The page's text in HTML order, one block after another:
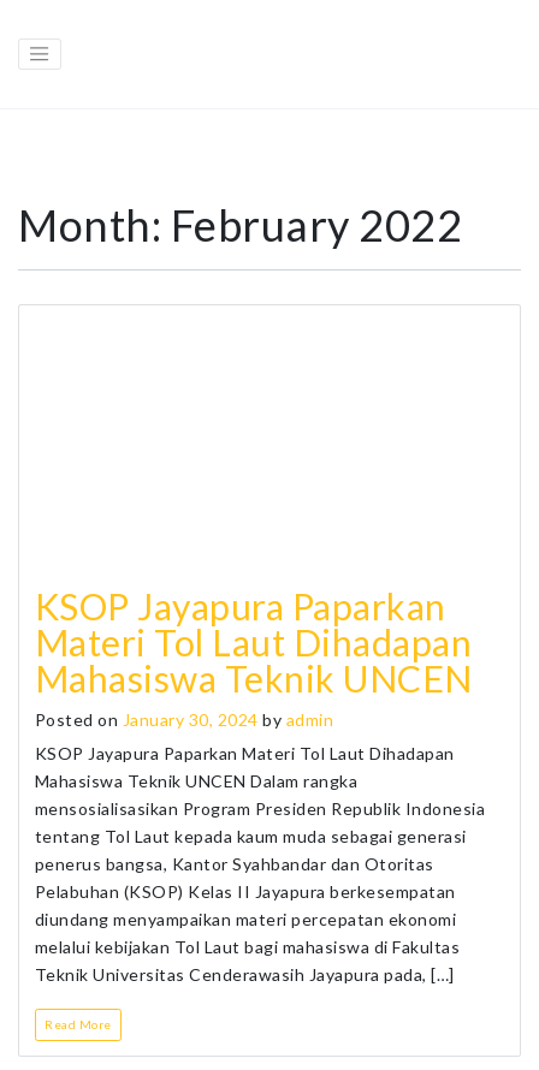
Month: February 2022
KSOP Jayapura Paparkan
Materi Tol Laut Dihadapan
Mahasiswa Teknik UNCEN
Posted on January 30, 2024 by admin
KSOP Jayapura Paparkan Materi Tol Laut Dihadapan
Mahasiswa Teknik UNCEN Dalam rangka
mensosialisasikan Program Presiden Republik Indonesia
tentang Tol Laut kepada kaum muda sebagai generasi
penerus bangsa, Kantor Syahbandar dan Otoritas
Pelabuhan (KSOP) Kelas II Jayapura berkesempatan
diundang menyampaikan materi percepatan ekonomi
melalui kebijakan Tol Laut bagi mahasiswa di Fakultas
Teknik Universitas Cenderawasih Jayapura pada, […]
Read More